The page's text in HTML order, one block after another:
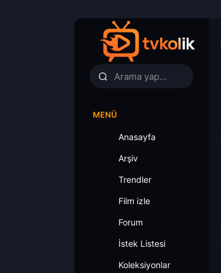
MENÜ
Anasayfa
Arşiv
Trendler
Film izle
Forum
İstek Listesi
Koleksiyonlar